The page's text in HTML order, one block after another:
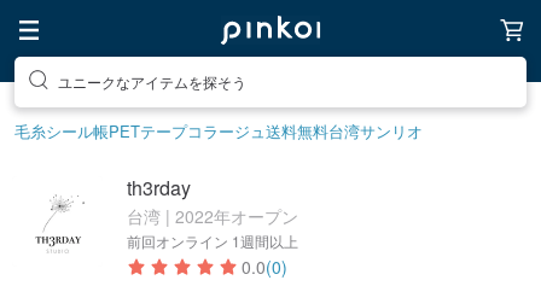
ユニークなアイテムを探そう
毛糸シール帳PETテープコラージュ送料無料台湾サンリオ
th3rday
台湾 | 2022年オープン
前回オンライン 1週間以上
0.0(0)